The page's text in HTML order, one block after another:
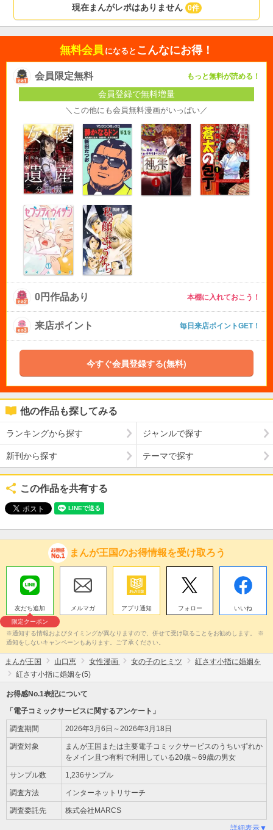
現在まんがレポはありません 0件
無料会員 になると こんなにお得！
会員限定無料 もっと無料が読める！
会員登録で無料増量
＼この他にも会員無料漫画がいっぱい／
0円作品あり 本棚に入れておこう！
来店ポイント 毎日来店ポイントGET！
今すぐ会員登録する(無料)
他の作品も探してみる
ランキングから探す ジャンルで探す
新刊から探す テーマで探す
この作品を共有する
まんが王国のお得情報を受け取ろう
友だち追加
限定クーポン
メルマガ アプリ通知 フォロー いいね
※通知する情報およびタイミングが異なりますので、併せて受け取ることをお勧めします。 ※
通知をしないキャンペーンもあります。ご了承ください。
まんが王国 山口恵 女性漫画 女の子のヒミツ
紅さす小指に婚姻を
紅さす小指に婚姻を(5)
お得感No.1表記について
「電子コミックサービスに関するアンケート」
調査期間 2026年3月6日～2026年3月18日
調査対象
まんが王国または主要電子コミックサービスのうちいずれか
をメイン且つ有料で利用している20歳～69歳の男女
サンプル数 1,236サンプル
調査方法 インターネットリサーチ
調査委託先 株式会社MARCS
詳細表示▼